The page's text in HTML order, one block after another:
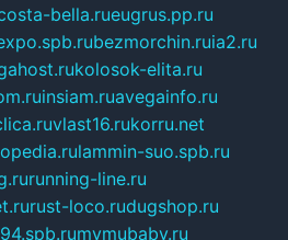
bella.rueugrus.pp.ru
bezmorchin.ruia2.ru
kolosok-elita.ru
insiam.ruavegainfo.ru
vlast16.rukorru.net
lammin-suo.spb.ru
running-line.ru
rust-loco.rudugshop.ru
mymubaby.ru